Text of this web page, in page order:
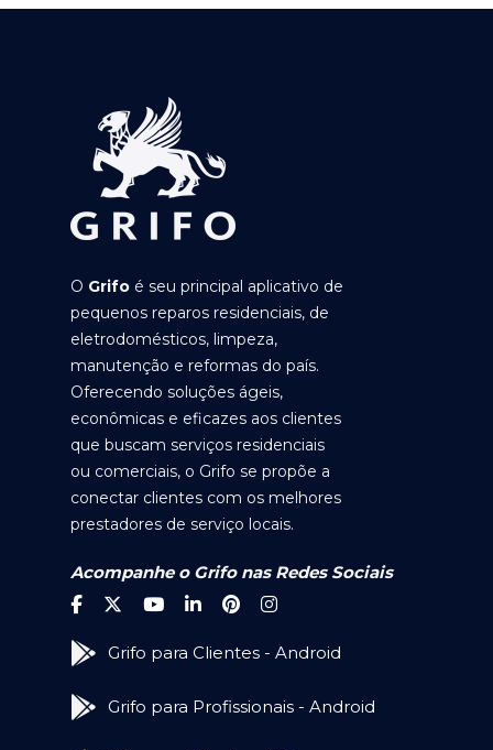
O Grifo é seu principal aplicativo de
pequenos reparos residenciais, de
eletrodomésticos, limpeza,
manutenção e reformas do país.
Oferecendo soluções ágeis,
econômicas e eficazes aos clientes
que buscam serviços residenciais
ou comerciais, o Grifo se propõe a
conectar clientes com os melhores
prestadores de serviço locais.
Acompanhe o Grifo nas Redes Sociais
Grifo para Clientes - Android
Grifo para Profissionais - Android